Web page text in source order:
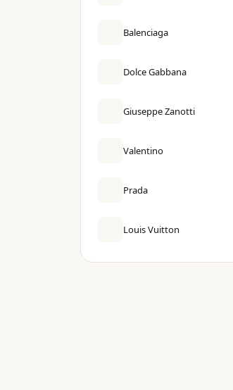
Balenciaga
Dolce Gabbana
Giuseppe Zanotti
Valentino
Prada
Louis Vuitton